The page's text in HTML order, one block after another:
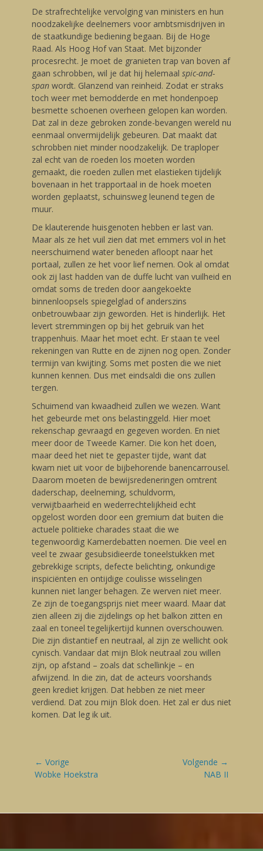
De strafrechtelijke vervolging van ministers en hun
noodzakelijke deelnemers voor ambtsmisdrijven in
de staatkundige bediening begaan. Bij de Hoge
Raad. Als Hoog Hof van Staat. Met bijzonder
procesrecht. Je moet de granieten trap van boven af
gaan schrobben, wil je dat hij helemaal spic-and-
span wordt. Glanzend van reinheid. Zodat er straks
toch weer met bemodderde en met hondenpoep
besmette schoenen overheen gelopen kan worden.
Dat zal in deze gebroken zonde-bevangen wereld nu
eenmaal onvermijdelijk gebeuren. Dat maakt dat
schrobben niet minder noodzakelijk. De traploper
zal echt van de roeden los moeten worden
gemaakt, die roeden zullen met elastieken tijdelijk
bovenaan in het trapportaal in de hoek moeten
worden geplaatst, schuinsweg leunend tegen de
muur.
De klauterende huisgenoten hebben er last van.
Maar als ze het vuil zien dat met emmers vol in het
neerschuimend water beneden afloopt naar het
portaal, zullen ze het voor lief nemen. Ook al omdat
ook zij last hadden van de duffe lucht van vuilheid en
omdat soms de treden door aangekoekte
binnenloopsels spiegelglad of anderszins
onbetrouwbaar zijn geworden. Het is hinderlijk. Het
levert stremmingen op bij het gebruik van het
trappenhuis. Maar het moet echt. Er staan te veel
rekeningen van Rutte en de zijnen nog open. Zonder
termijn van kwijting. Soms met posten die we niet
kunnen kennen. Dus met eindsaldi die ons zullen
tergen.
Schuimend van kwaadheid zullen we wezen. Want
het gebeurde met ons belastinggeld. Hier moet
rekenschap gevraagd en gegeven worden. En niet
meer door de Tweede Kamer. Die kon het doen,
maar deed het niet te gepaster tijde, want dat
kwam niet uit voor de bijbehorende banencarrousel.
Daarom moeten de bewijsredeneringen omtrent
daderschap, deelneming, schuldvorm,
verwijtbaarheid en wederrechtelijkheid echt
opgelost worden door een gremium dat buiten die
actuele politieke charades staat die we
tegenwoordig Kamerdebatten noemen. Die veel en
veel te zwaar gesubsidieerde toneelstukken met
gebrekkige scripts, defecte belichting, onkundige
inspiciënten en ontijdige coulisse wisselingen
kunnen niet langer behagen. Ze werven niet meer.
Ze zijn de toegangsprijs niet meer waard. Maar dat
zien alleen zij die zijdelings op het balkon zitten en
zaal en toneel tegelijkertijd kunnen overschouwen.
Die zijn distantief en neutraal, al zijn ze wellicht ook
cynisch. Vandaar dat mijn Blok neutraal zou willen
zijn, op afstand – zoals dat schellinkje – en
afwijzend. In die zin, dat de acteurs voorshands
geen krediet krijgen. Dat hebben ze niet meer
verdiend. Dat zou mijn Blok doen. Het zal er dus niet
komen. Dat leg ik uit.
Bericht
navigatie
← Vorige
Vorige
Wobke Hoekstra
Volgende →
NAB II